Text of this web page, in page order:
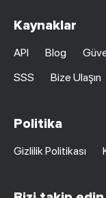
Kaynaklar
API Blog
SSS
Bize Ulaşın
Politika
Gizlilik Politikası